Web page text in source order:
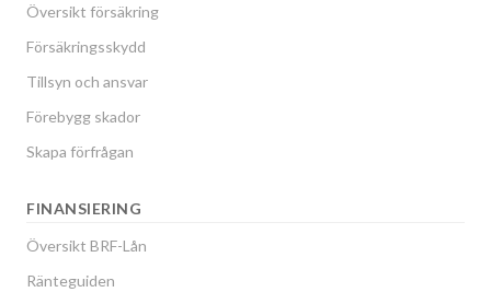
Översikt försäkring
Försäkringsskydd
Tillsyn och ansvar
Förebygg skador
Skapa förfrågan
FINANSIERING
Översikt BRF-Lån
Ränteguiden